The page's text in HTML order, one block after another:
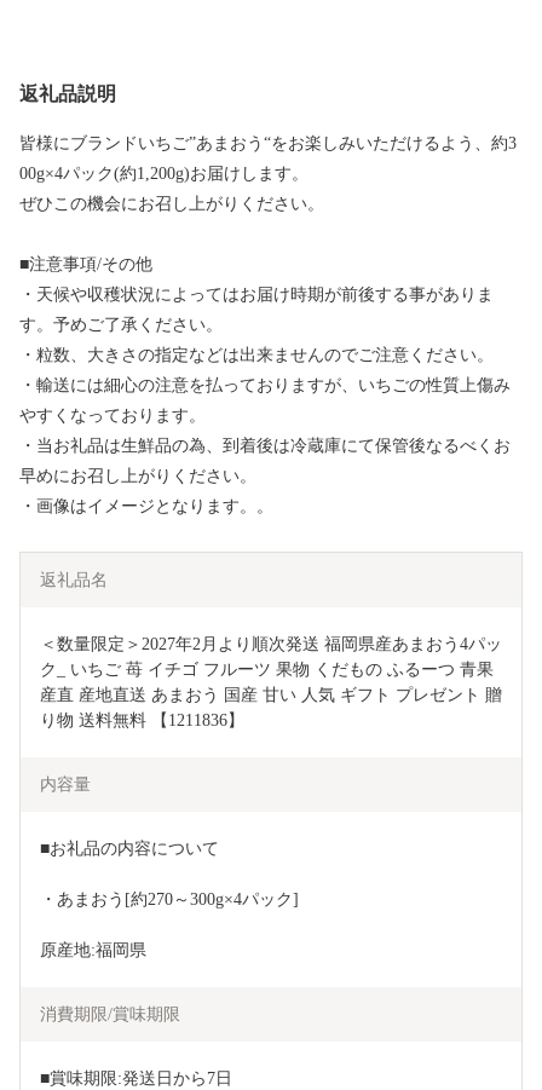
返礼品説明
皆様にブランドいちご”あまおう“をお楽しみいただけるよう、約3
00g×4パック(約1,200g)お届けします。
ぜひこの機会にお召し上がりください。
■注意事項/その他
・天候や収穫状況によってはお届け時期が前後する事がありま
す。予めご了承ください。
・粒数、大きさの指定などは出来ませんのでご注意ください。
・輸送には細心の注意を払っておりますが、いちごの性質上傷み
やすくなっております。
・当お礼品は生鮮品の為、到着後は冷蔵庫にて保管後なるべくお
早めにお召し上がりください。
・画像はイメージとなります。。
返礼品名
＜数量限定＞2027年2月より順次発送 福岡県産あまおう4パッ
ク_ いちご 苺 イチゴ フルーツ 果物 くだもの ふるーつ 青果
産直 産地直送 あまおう 国産 甘い 人気 ギフト プレゼント 贈
り物 送料無料 【1211836】
内容量
■お礼品の内容について
・あまおう[約270～300g×4パック]
原産地:福岡県
消費期限/賞味期限
■賞味期限:発送日から7日